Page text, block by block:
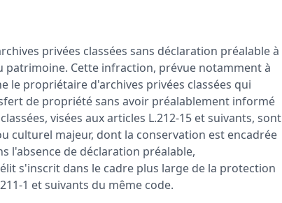
privées classées sans déclaration préalable à
patrimoine. Cette infraction, prévue notamment à
le propriétaire d'archives privées classées qui
de propriété sans avoir préalablement informé
visées aux articles L.212-15 et suivants, sont
culturel majeur, dont la conservation est encadrée
l'absence de déclaration préalable,
s'inscrit dans le cadre plus large de la protection
1 et suivants du même code.